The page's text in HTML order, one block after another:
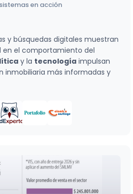
en acción
y búsquedas digitales muestran
el comportamiento del
y la tecnología impulsan
inmobiliaria más informadas y